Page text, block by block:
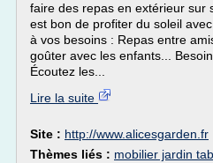
faire des repas en extérieur sur
est bon de profiter du soleil
à vos besoins : Repas entre
goûter avec les enfants...
Écoutez les...
Lire la suite
Site : http://www.alicesgarden.fr
Thèmes liés : mobilier jardin